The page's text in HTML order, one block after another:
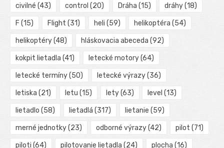
civilné (43) control (20) Dráha (15) dráhy(18)
F (15) Flight (31) heli (59) helikoptéra (54)
helikoptéry(48) hláskovacia abeceda (92)
kokpit lietadla (41) letecké motory(64)
letecké termíny(50) letecké výrazy(36)
letiska (21) letu (15) lety(63) level (13)
lietadlo (58) lietadlá (317) lietanie (59)
merné jednotky(23) odborné výrazy(42) pilot (71)
piloti (64) pilotovanie lietadla (24) plocha (16)